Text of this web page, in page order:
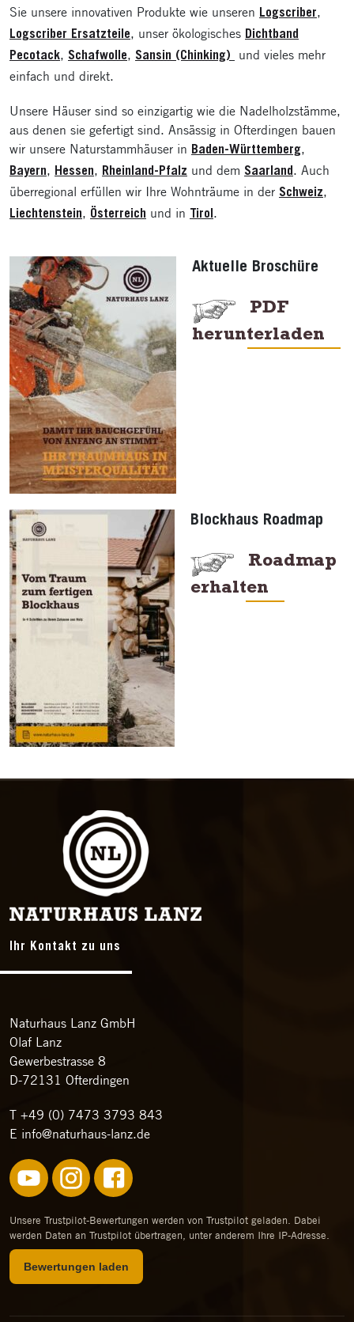
Sie unsere innovativen Produkte wie unseren Logscriber,
Logscriber Ersatzteile, unser ökologisches Dichtband
Pecotack, Schafwolle, Sansin (Chinking)
und vieles mehr
einfach und direkt.
Unsere Häuser sind so einzigartig wie die Nadelholzstämme,
aus denen sie gefertigt sind. Ansässig in Ofterdingen bauen
wir unsere Naturstammhäuser in Baden-Württemberg,
Bayern, Hessen, Rheinland-Pfalz und dem Saarland. Auch
überregional erfüllen wir Ihre Wohnträume in der Schweiz,
Liechtenstein, Österreich und in Tirol.
Aktuelle Broschüre
PDF
herunterladen
Blockhaus Roadmap
Roadmap
erhalten
Ihr Kontakt zu uns
Naturhaus Lanz GmbH
Olaf Lanz
Gewerbestrasse 8
D-72131 Ofterdingen
T +49 (0) 7473 3793 843
E info@naturhaus-lanz.de
Unsere Trustpilot-Bewertungen werden von Trustpilot geladen. Dabei
werden Daten an Trustpilot übertragen, unter anderem Ihre IP-Adresse.
Bewertungen laden